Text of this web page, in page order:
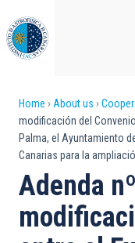
to
main
content
Breadcrumb
Home About us
modificación del
Palma, el Ayuntamiento
Canarias para la
Adenda